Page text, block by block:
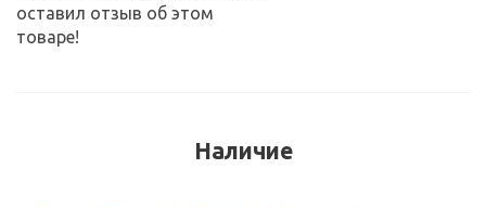
оставил отзыв об этом
товаре!
Наличие